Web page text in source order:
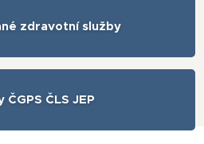
zdravotní služby
ČLS JEP